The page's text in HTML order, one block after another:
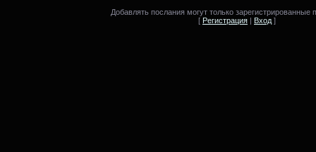
Добавлять послания могут только зарегистрированные
[ Регистрация | Вход ]